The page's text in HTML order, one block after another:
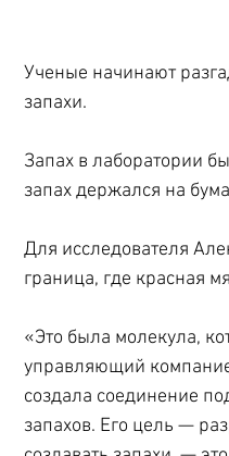
Ученые начинают
запахи.
Запах в лаборатории
запах держался на
Для исследователя
граница, где красная
«Это была молекула,
управляющий
создала соединение
запахов. Его цель —